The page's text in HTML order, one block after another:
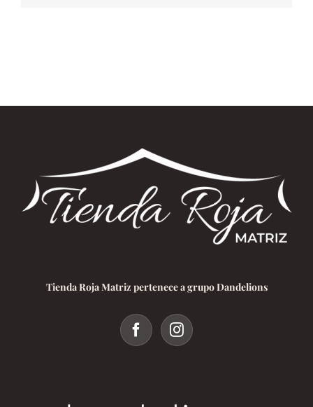
Tienda Roja Matriz pertenece a grupo Dandelions